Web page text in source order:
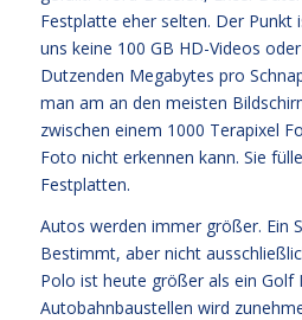
Festplatte eher selten. Der Punkt
uns keine 100 GB HD-Videos
Dutzenden Megabytes pro
man am an den meisten
zwischen einem 1000 Terapixel
Foto nicht erkennen kann. Sie
Festplatten.
Autos werden immer größer. Ein
Bestimmt, aber nicht
Polo ist heute größer als ein Golf
Autobahnbaustellen wird